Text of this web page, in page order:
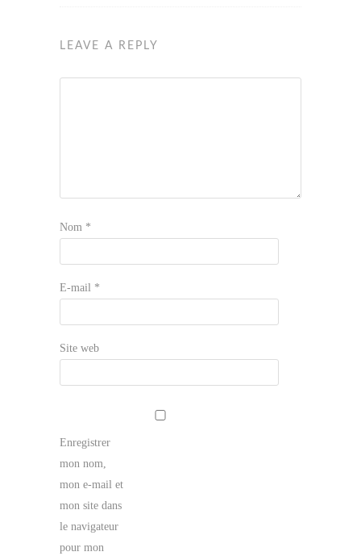
LEAVE A REPLY
Nom *
E-mail *
Site web
Enregistrer
mon nom,
mon e-mail et
mon site dans
le navigateur
pour mon